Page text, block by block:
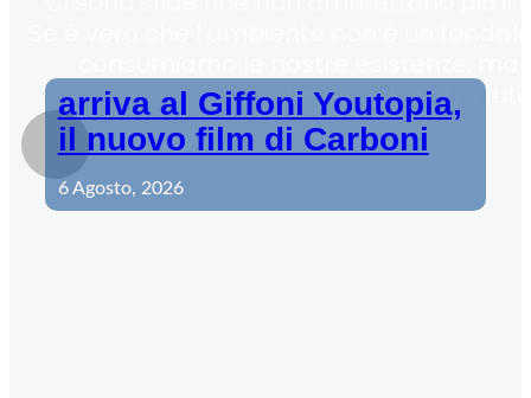
stesso del nostro
arriva al Giffoni Youtopia,
il nuovo film di Carboni
6 Agosto, 2026